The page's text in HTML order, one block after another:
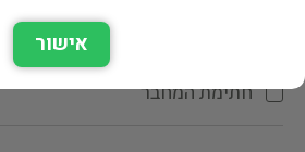
הקדשת המחבר\המתרגם
חתימת המחבר
אישור